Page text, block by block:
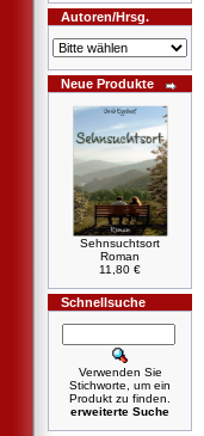
Autoren/Hrsg.
Neue Produkte
Sehnsuchtsort
Roman
11,80 €
Schnellsuche
Verwenden Sie
Stichworte, um ein
Produkt zu finden.
erweiterte Suche